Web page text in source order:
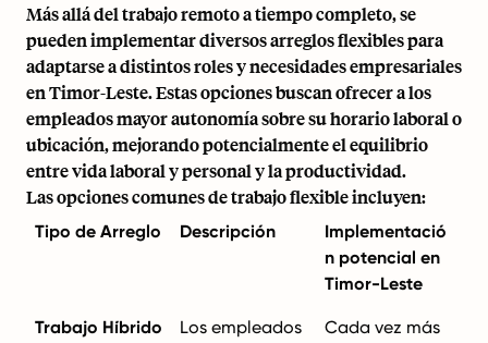
Más allá del trabajo remoto a tiempo completo, se
pueden implementar diversos arreglos flexibles para
adaptarse a distintos roles y necesidades empresariales
en Timor-Leste. Estas opciones buscan ofrecer a los
empleados mayor autonomía sobre su horario laboral o
ubicación, mejorando potencialmente el equilibrio
entre vida laboral y personal y la productividad.
Las opciones comunes de trabajo flexible incluyen:
Tipo de Arreglo Descripción
Implementació
n potencial en
Timor-Leste
Trabajo Híbrido Los empleados Cada vez más